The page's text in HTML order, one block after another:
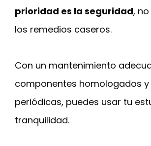
prioridad es la seguridad,
los remedios caseros.
Con un mantenimiento
componentes homologados y
periódicas, puedes usar tu
tranquilidad.